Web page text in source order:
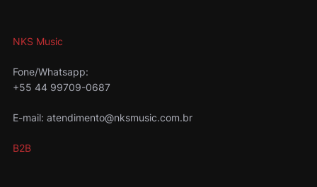
NKS Music
Fone/Whatsapp:
+55 44 99709-0687
E-mail: atendimento@nksmusic.com.br
B2B